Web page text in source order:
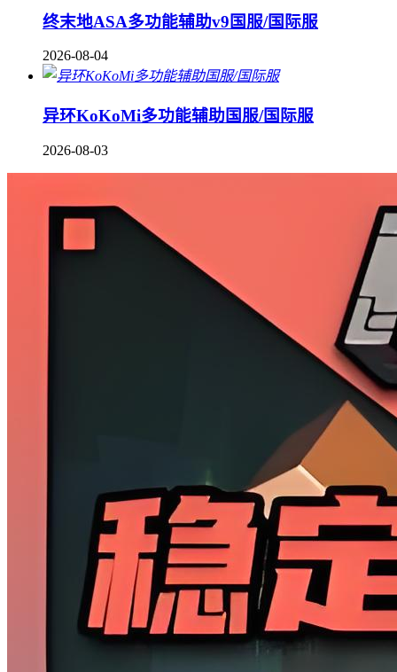
终末地ASA多功能辅助v9国服/国际服
2026-08-04
异环KoKoMi多功能辅助国服/国际服
2026-08-03